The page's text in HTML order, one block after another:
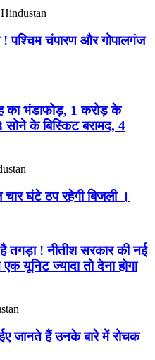
चंपारण और गोपालगंज
का भंडाफोड़, 1 करोड़ के
के बिस्किट बरामद, 4
घंटे ठप रहेगी बिजली ।
है तगड़ा ! नीतीश सरकार की नई
यूनिट ज्यादा तो देना होगा
जानते हैं उनके बारे में रोचक